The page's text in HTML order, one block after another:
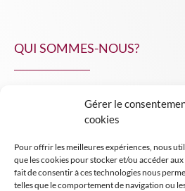
Gérer le
cookies
Pour offrir les meilleures expériences, nous
que les cookies pour stocker et/ou accéder
fait de consentir à ces technologies nous
telles que le comportement de navigation ou
QUI SOMMES-NOUS?
INSIGHT NPA